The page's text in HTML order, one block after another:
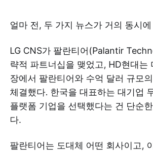
얼마 전, 두 가지 뉴스가 거의 동시
LG CNS가 팔란티어(Palantir
략적 파트너십을 맺었고, HD현대는
장에서 팔란티어와 수억 달러 규모
체결했다. 한국을 대표하는 대기업
플랫폼 기업을 선택했다는 건 단순
다.
팔란티어는 도대체 어떤 회사이고,